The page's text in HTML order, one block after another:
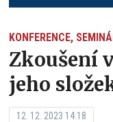
KONFERENCE,
Zkoušení
jeho
12. 12. 2023 14:18